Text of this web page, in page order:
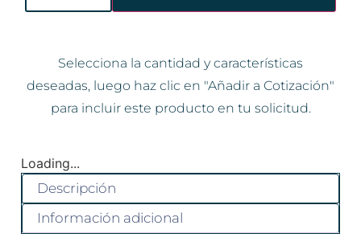
Selecciona la cantidad y características
deseadas, luego haz clic en "Añadir a Cotización"
para incluir este producto en tu solicitud.
Loading...
Descripción
Información adicional